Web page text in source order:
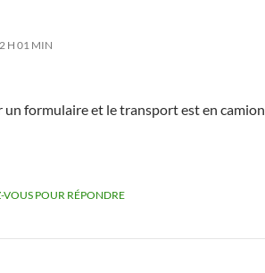
H 01 MIN
un formulaire et le transport est en camion
POUR RÉPONDRE